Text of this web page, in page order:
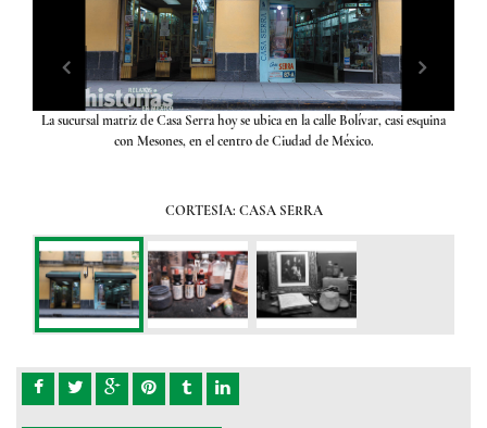
La sucursal matriz de Casa Serra hoy se ubica en la calle Bolívar, casi esquina
con Mesones, en el centro de Ciudad de México.
CORTESÍA: CASA SERRA